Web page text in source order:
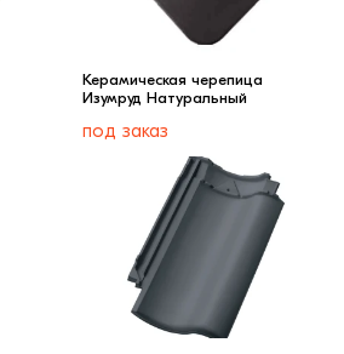
Керамическая черепица
Изумруд Натуральный
под заказ